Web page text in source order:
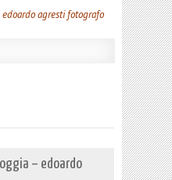
agresti fotografo
– edoardo